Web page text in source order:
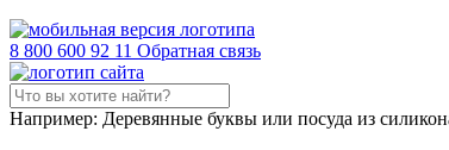
8 800 600 92 11 Обратная связь
Например: Деревянные буквы или посуда из